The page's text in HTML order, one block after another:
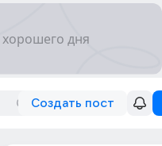
Создать пост